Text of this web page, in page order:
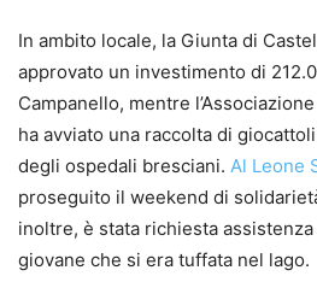
In ambito locale, la Giunta di
approvato un investimento di
Campanello, mentre
ha avviato una raccolta di
degli ospedali bresciani. Al Leone
proseguito il weekend di
inoltre, è stata richiesta
giovane che si era tuffata nel lago.